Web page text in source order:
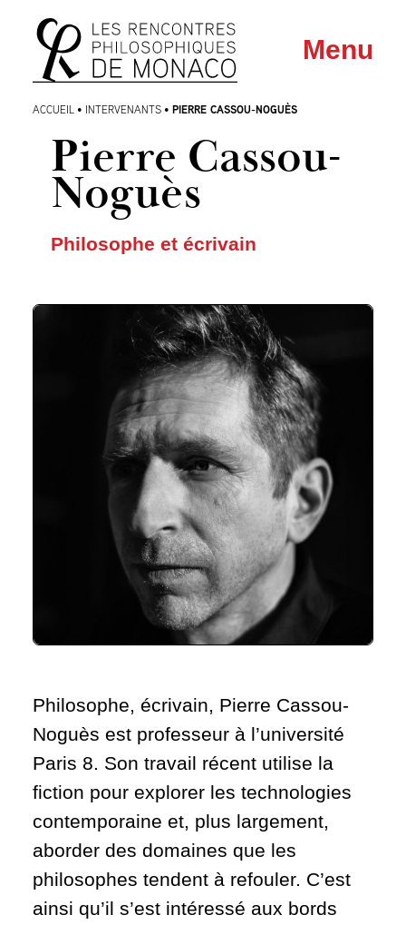
Aller
au
menu
Aller au
contenu
Menu
ACCUEIL • INTERVENANTS • PIERRE CASSOU-NOGUÈS
Pierre Cassou-
Noguès
Philosophe et écrivain
Philosophe, écrivain, Pierre Cassou-
Noguès est professeur à l’université
Paris 8. Son travail récent utilise la
fiction pour explorer les technologies
contemporaine et, plus largement,
aborder des domaines que les
philosophes tendent à refouler. C’est
ainsi qu’il s’est intéressé aux bords